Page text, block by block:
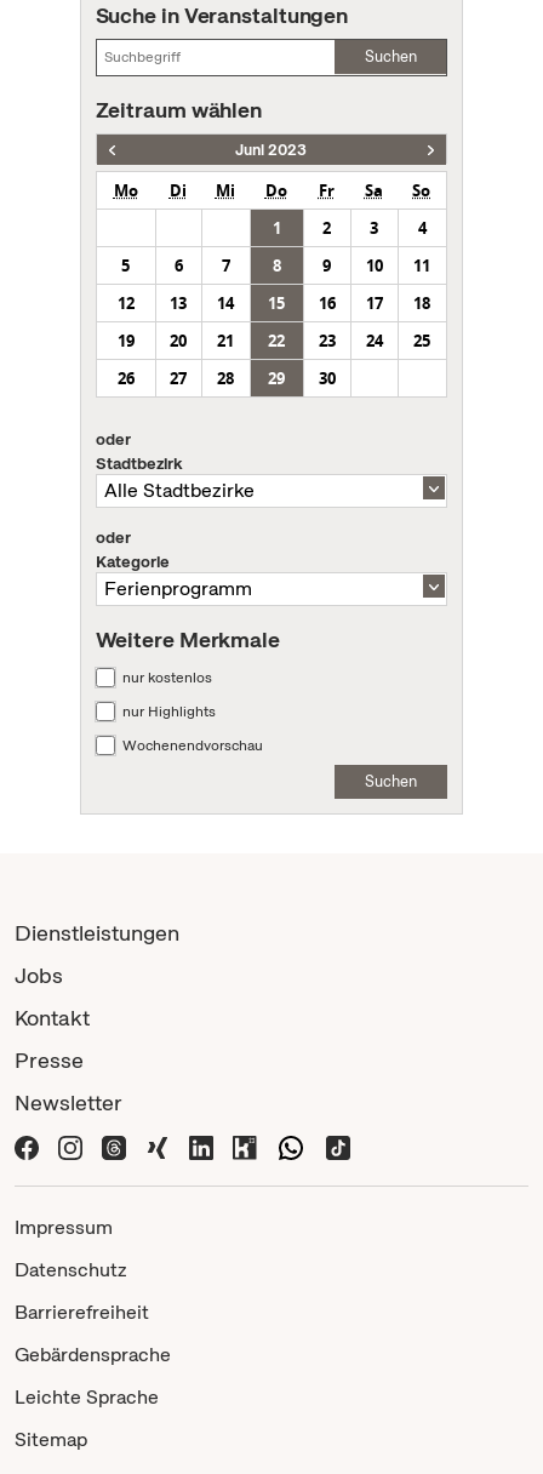
Suche in Veranstaltungen
Suchen
Zeitraum wählen
Juni 2023
Mo Di Mi Do Fr Sa
So
1
2 3
4
5
6 7 8 9 10
11
12
13 14 15 16 17
18
19
20 21 22 23 24
25
26
27 28 29 30
oder
Stadtbezirk
oder
Kategorie
Weitere Merkmale
nur kostenlos
nur Highlights
Wochenendvorschau
Suchen
Dienstleistungen
Jobs
Kontakt
Presse
Newsletter
Impressum
Datenschutz
Barrierefreiheit
Gebärdensprache
Leichte Sprache
Sitemap